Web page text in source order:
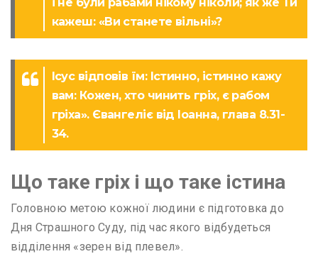
кажеш: «Ви станете вільні»?
Ісус відповів їм: Істинно, істинно кажу
вам: Кожен, хто чинить гріх, є рабом
гріха». Євангеліє від Іоанна, глава 8.31-
34.
Що таке гріх і що таке істина
Головною метою кожної людини є підготовка до
Дня Страшного Суду, під час якого відбудеться
відділення «зерен від плевел».